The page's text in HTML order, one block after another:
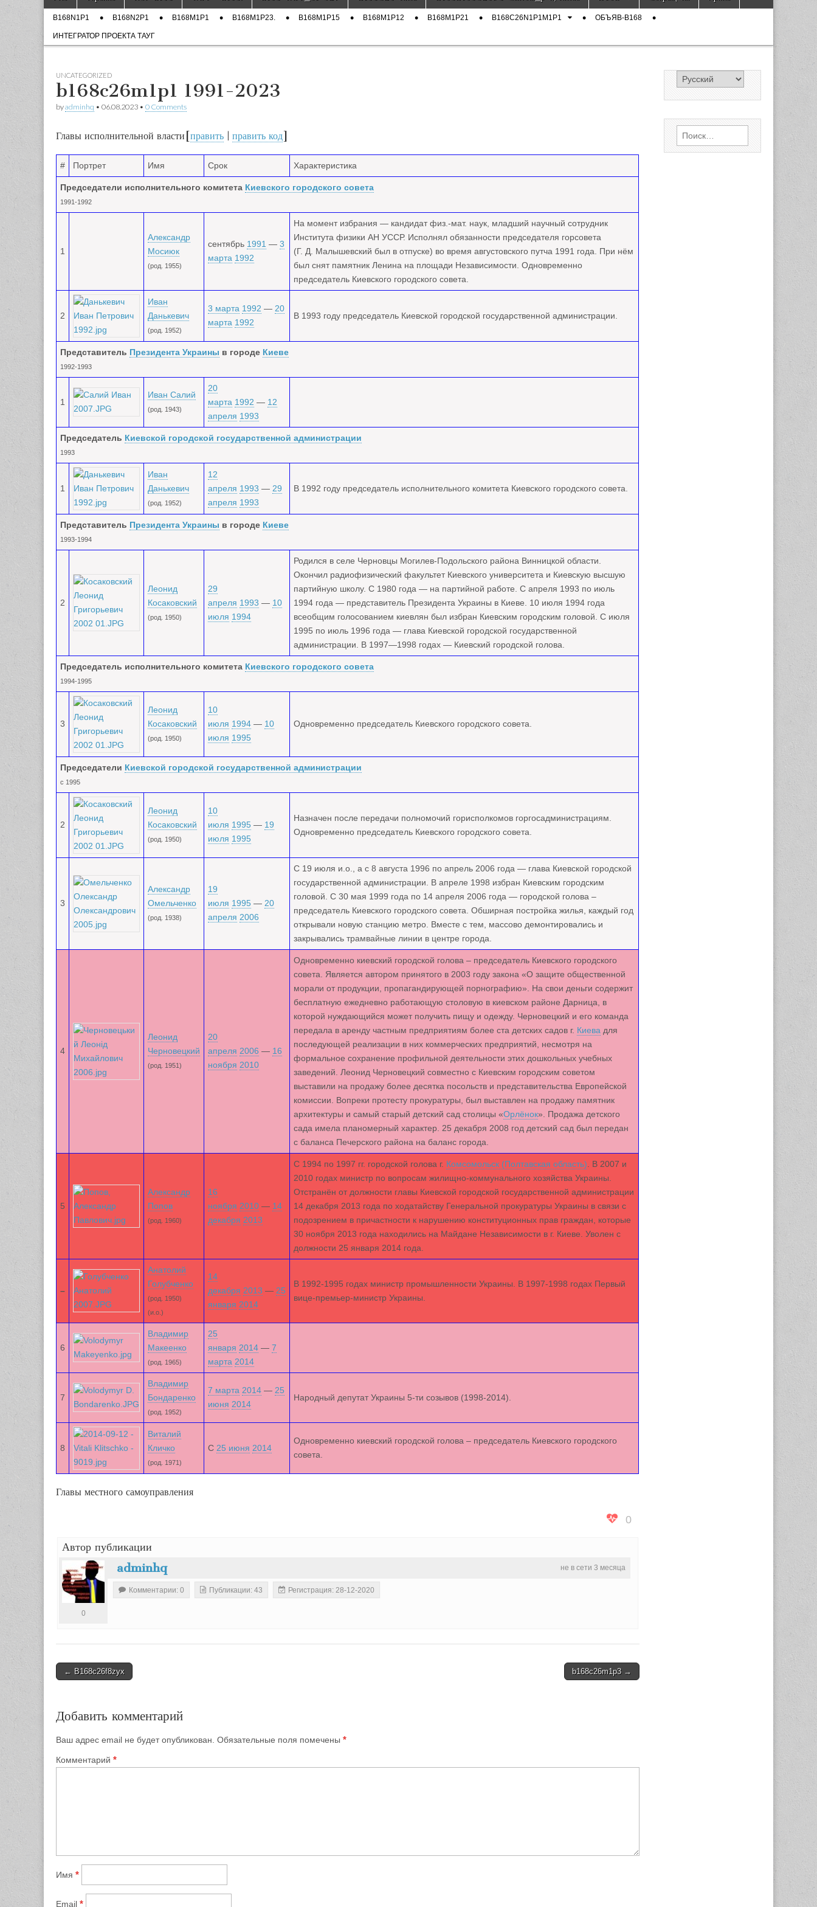
сайт – проекта
ТАУГ на основе
модели структуры
государства
Украина
menu
content
SubB168N1P1 B168N2P1 B168M1P1 B168M1P23. B168M1P15 B168M1P12 B168M1P21 B168C26N1P1M1P1 ОБЪЯВ-B168
ИНТЕГРАТОР ПРОЕКТА ТАУГ
UNCATEGORIZED
b168c26m1p1 1991-2023
byadminhq • 06.08.2023 • 0 Comments
Главы исполнительной власти править править код
# Портрет Имя Срок Характеристика
Председатели исполнительного комитета Киевского городского совета
1991-1992
1
Александр
Мосиюк
(род. 1955)
сентябрь 1991 — 3
марта 1992
На момент избрания — кандидат физ.-мат. наук, младший научный сотрудник
Института физики АН УССР. Исполнял обязанности председателя горсовета
(Г. Д. Малышевский был в отпуске) во время августовского путча 1991 года. При нём
был снят памятник Ленина на площади Независимости. Одновременно
председатель Киевского городского совета.
2
Иван
Данькевич
(род. 1952)
3 марта 1992 — 20
марта 1992
В 1993 году председатель Киевской городской государственной администрации.
Представитель Президента Украины в городе Киеве
1992-1993
1
Иван Салий
(род. 1943)
20
марта 1992 — 12
апреля 1993
Председатель Киевской городской государственной администрации
1993
1
Иван
Данькевич
(род. 1952)
12
апреля 1993 — 29
апреля 1993
В 1992 году председатель исполнительного комитета Киевского городского совета.
Представитель Президента Украины в городе Киеве
1993-1994
2
Леонид
Косаковский
(род. 1950)
29
апреля 1993 — 10
июля 1994
Родился в селе Черновцы Могилев-Подольского района Винницкой области.
Окончил радиофизический факультет Киевского университета и Киевскую высшую
партийную школу. С 1980 года — на партийной работе. С апреля 1993 по июль
1994 года — представитель Президента Украины в Киеве. 10 июля 1994 года
всеобщим голосованием киевлян был избран Киевским городским головой. С июля
1995 по июль 1996 года — глава Киевской городской государственной
администрации. В 1997—1998 годах — Киевский городской голова.
Председатель исполнительного комитета Киевского городского совета
1994-1995
3
Леонид
Косаковский
(род. 1950)
10
июля 1994 — 10
июля 1995
Одновременно председатель Киевского городского совета.
Председатели Киевской городской государственной администрации
с 1995
2
Леонид
Косаковский
(род. 1950)
10
июля 1995 — 19
июля 1995
Назначен после передачи полномочий горисполкомов горгосадминистрациям.
Одновременно председатель Киевского городского совета.
3
Александр
Омельченко
(род. 1938)
19
июля 1995 — 20
апреля 2006
С 19 июля и.о., а с 8 августа 1996 по апрель 2006 года — глава Киевской городской
государственной администрации. В апреле 1998 избран Киевским городским
головой. С 30 мая 1999 года по 14 апреля 2006 года — городской голова –
председатель Киевского городского совета. Обширная постройка жилья, каждый год
открывали новую станцию метро. Вместе с тем, массово демонтировались и
закрывались трамвайные линии в центре города.
4
Леонид
Черновецкий
(род. 1951)
20
апреля 2006 — 16
ноября 2010
Одновременно киевский городской голова – председатель Киевского городского
совета. Является автором принятого в 2003 году закона «О защите общественной
морали от продукции, пропагандирующей порнографию». На свои деньги содержит
бесплатную ежедневно работающую столовую в киевском районе Дарница, в
которой нуждающийся может получить пищу и одежду. Черновецкий и его команда
передала в аренду частным предприятиям более ста детских садов г. Киева для
последующей реализации в них коммерческих предприятий, несмотря на
формальное сохранение профильной деятельности этих дошкольных учебных
заведений. Леонид Черновецкий совместно с Киевским городским советом
выставили на продажу более десятка посольств и представительства Европейской
комиссии. Вопреки протесту прокуратуры, был выставлен на продажу памятник
архитектуры и самый старый детский сад столицы «Орлёнок». Продажа детского
сада имела планомерный характер. 25 декабря 2008 год детский сад был передан
с баланса Печерского района на баланс города.
5
Александр
Попов
(род. 1960)
16
ноября 2010 — 14
декабря 2013
С 1994 по 1997 гг. городской голова г. Комсомольск (Полтавская область) . В 2007 и
2010 годах министр по вопросам жилищно-коммунального хозяйства Украины.
Отстранён от должности главы Киевской городской государственной администрации
14 декабря 2013 года по ходатайству Генеральной прокуратуры Украины в связи с
подозрением в причастности к нарушению конституционных прав граждан, которые
30 ноября 2013 года находились на Майдане Независимости в г. Киеве. Уволен с
должности 25 января 2014 года.
–
Анатолий
Голубченко
(род. 1950)
(и.о.)
14
декабря 2013 — 25
января 2014
В 1992-1995 годах министр промышленности Украины. В 1997-1998 годах Первый
вице-премьер-министр Украины.
6
Владимир
Макеенко
(род. 1965)
25
января 2014 — 7
марта 2014
7
Владимир
Бондаренко
(род. 1952)
7 марта 2014 — 25
июня 2014
Народный депутат Украины 5-ти созывов (1998-2014).
8
Виталий
Кличко
(род. 1971)
С 25 июня 2014
Одновременно киевский городской голова – председатель Киевского городского
совета.
Главы местного самоуправления
0
Автор публикации
не в сети 3 месяца
adminhq
0
Комментарии: 0 Публикации: 43 Регистрация: 28-12-2020
Post
← B168c26f8zyx b168c26m1p3 →
Добавить комментарий
Ваш адрес email не будет опубликован. Обязательные поля помечены *
Комментарий *
Имя *
Email *
Найти: